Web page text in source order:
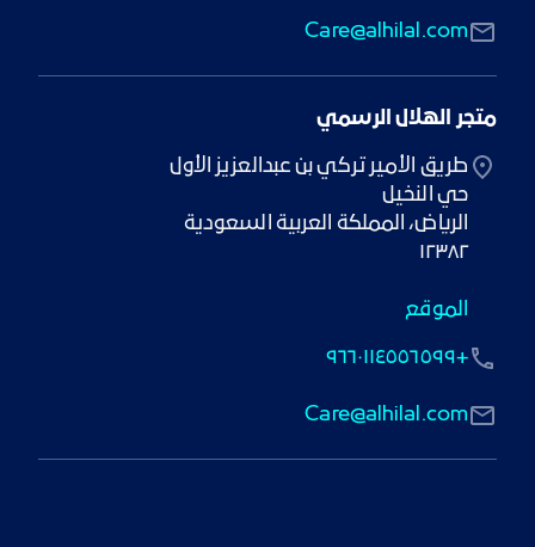
Care@alhilal.com
متجر الهلال الرسمي
حي النخيل
١٢٣٨٢
الموقع
Care@alhilal.com
+٩٦٦٠١١٤٥٥٦٥٩٩